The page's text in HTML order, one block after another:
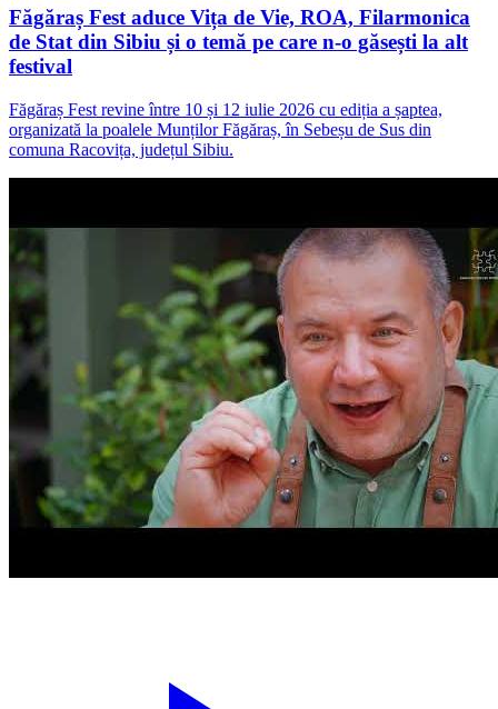
Făgăraș Fest aduce Vița de Vie, ROA, Filarmonica
de Stat din Sibiu și o temă pe care n-o găsești la alt
festival
Făgăraș Fest revine între 10 și 12 iulie 2026 cu ediția a șaptea,
organizată la poalele Munților Făgăraș, în Sebeșu de Sus din
comuna Racovița, județul Sibiu.